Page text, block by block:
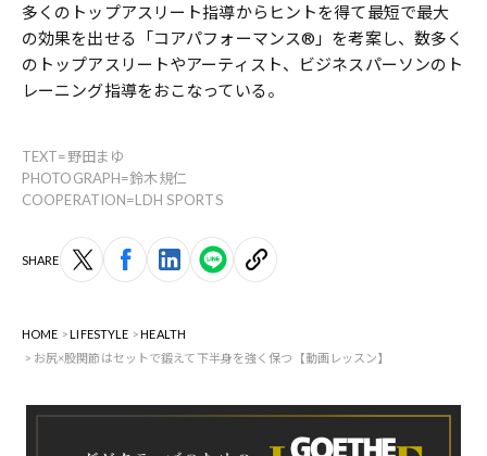
多くのトップアスリート指導からヒントを得て最短で最大
の効果を出せる「コアパフォーマンス®︎」を考案し、数多く
のトップアスリートやアーティスト、ビジネスパーソンのト
レーニング指導をおこなっている。
TEXT=野田まゆ
PHOTOGRAPH=鈴木規仁
COOPERATION=LDH SPORTS
SHARE
HOME LIFESTYLE
HEALTH
お尻×股関節はセットで鍛えて下半身を強く保つ【動画レッスン】